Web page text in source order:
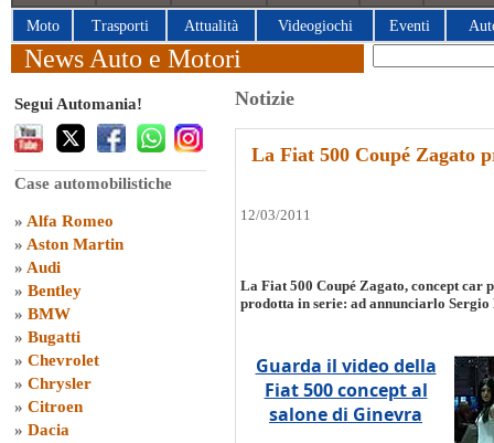
Moto Trasporti Attualità Videogiochi Eventi
News Auto e Motori
Segui Automania!
Case automobilistiche
» Alfa Romeo
» Aston Martin
» Audi
» Bentley
» BMW
» Bugatti
» Chevrolet
» Chrysler
» Citroen
» Dacia
Notizie
La Fiat 500 Coupé Zagato
12/03/2011
La Fiat 500 Coupé Zagato, concept car
prodotta in serie: ad annunciarlo
Guarda il video della
Fiat 500 concept al
salone di Ginevra